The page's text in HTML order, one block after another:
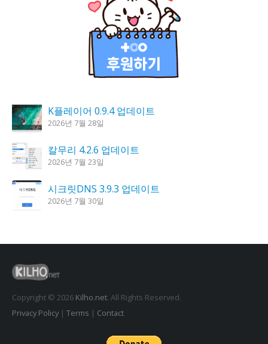
K플레이어 0.9.4 업데이트
2026년 7월 28일
칼무리 4.2.6 업데이트
2026년 7월 23일
시크릿DNS 3.9.3 업데이트
2026년 7월 30일
꿈의세계 1.3.0 – 꿈해몽, 꿈풀이
2026년 7월 30일
Copyright © 2026 Kilho.net. All Rights Reserved.
Privacy Policy| Terms | Contact